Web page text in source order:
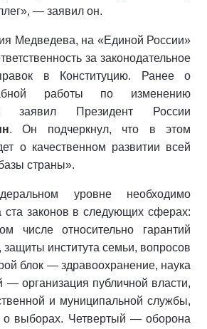
— заявил он.
Медведева, на «Единой России»
за законодательное
в Конституцию. Ранее о
работы по изменению
заявил Президент России
. Он подчеркнул, что в этом
о качественном развитии всей
страны».
уровне необходимо
ста законов в следующих сферах:
числе относительно гарантий
защиты института семьи, вопросов
блок — здравоохранение, наука
— организация публичной власти,
и муниципальной службы,
о выборах. Четвертый — оборона